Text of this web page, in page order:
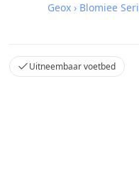
Geox › Blomiee
Uitneembaar voetbed